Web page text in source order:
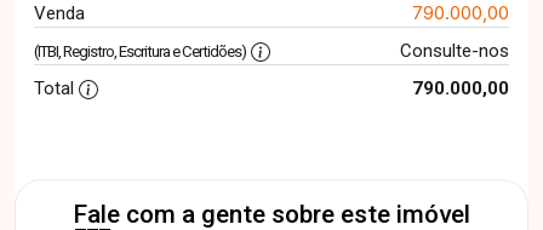
Venda 790.000,00
(ITBI, Registro, Escritura e Certidões)
Consulte-nos
Total
790.000,00
Fale com a gente sobre este imóvel